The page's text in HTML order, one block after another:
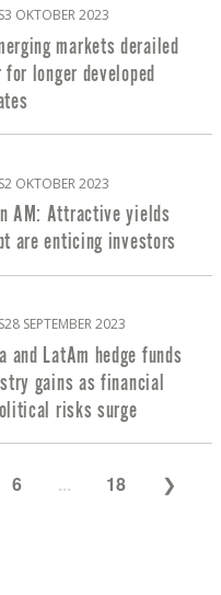
3 OKTOBER 2023
markets derailed
for longer developed
2 OKTOBER 2023
AM: Attractive yields
are enticing investors
28 SEPTEMBER 2023
and LatAm hedge funds
gains as financial
risks surge
6 ... 18